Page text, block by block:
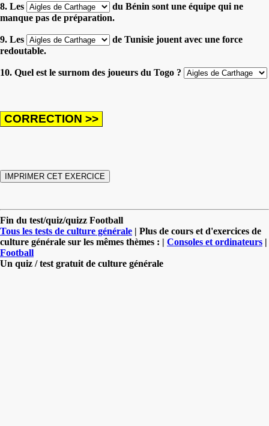
8. Les
du Bénin sont une équipe qui ne
manque pas de préparation.
9. Les
de Tunisie jouent avec une force
redoutable.
10. Quel est le surnom des joueurs du Togo ?
Fin du test/quiz/quizz Football
Tous les tests de culture générale | Plus de cours et d'exercices de
culture générale sur les mêmes thèmes : | Consoles et ordinateurs |
Football
Un quiz / test gratuit de culture générale